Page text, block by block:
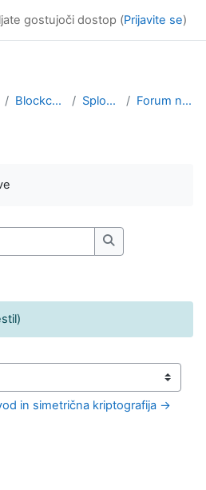
gostujoči dostop (Prijavite se)
Blockchain Splošno Forum novic
Išči po forumih
in simetrična kriptografija →